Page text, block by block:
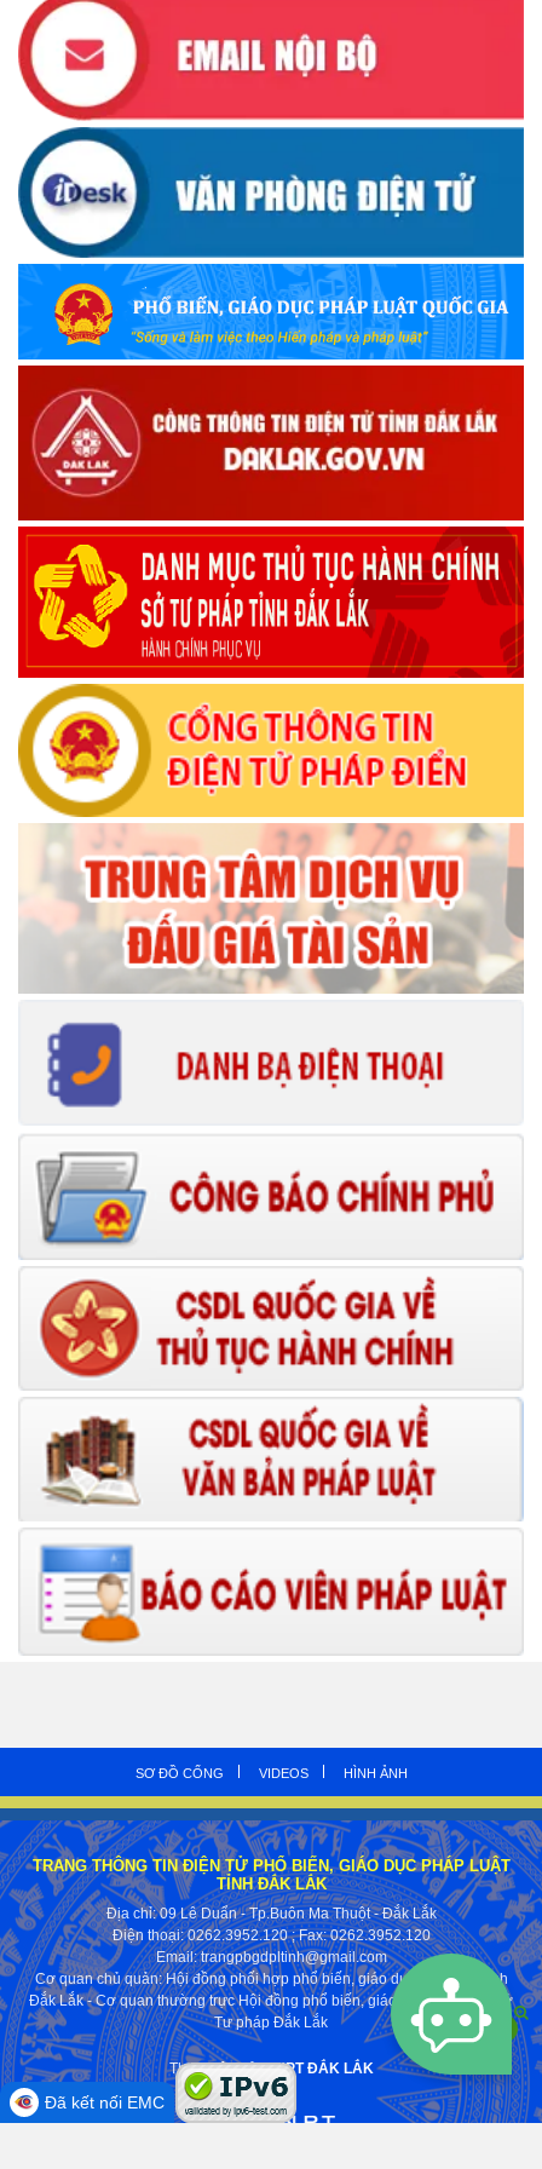
(13/10/2025)
Ủy ban Mặt trận Tổ quốc Việt Nam tỉnh kêu gọi vận động
ủng hộ đồng bào khắc phục thiệt hại do bão số 10 gây ra
(12/10/2025)
UBND TỈNH ĐẮK LẮK KHUYẾN CÁO NGƯỜI DÂN TĂNG
CƯỜNG PHÒNG, CHỐNG BỆNH TẢ
(09/10/2025)
Bộ Quốc phòng công bố thủ tục hành chính đủ điều kiện
tái cấu trúc thực hiện toàn trình, một phần trên môi trường
điện tử
(09/10/2025)
Bộ Chính trị, Ban Bí thư kết luận về phân cấp, phân quyền
trong vận hành chính quyền địa phương 2 cấp
(08/10/2025)
SƠ ĐỒ CỔNG VIDEOS HÌNH ẢNH
TRANG THÔNG TIN ĐIỆN TỬ PHỔ BIẾN, GIÁO DỤC PHÁP LUẬT
TỈNH ĐẮK LẮK
Địa chỉ: 09 Lê Duẩn - Tp.Buôn Ma Thuột - Đắk Lắk
Điện thoại: 0262.3952.120; Fax:0262.3952.120
Email: trangpbgdpltinh@gmail.com
Cơ quan chủ quản: Hội đồng phối hợp phổ biến, giáo dục pháp luật tỉnh
Đắk Lắk - Cơ quan thường trực Hội đồng phổ biến, giáo dục pháp luật Sở
Tư pháp Đắk Lắk
Thực hiện bởiVNPT ĐẮK LẮK
Đã kết nối EMC